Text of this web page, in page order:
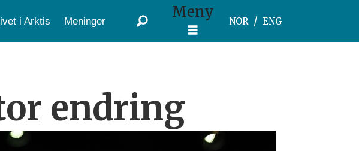
i Arktis Meninger Meny
NOR ENG
endring